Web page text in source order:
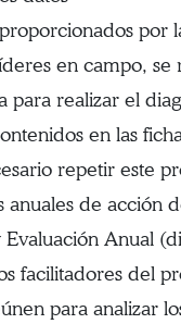
por las
en campo, se
para realizar el
en las
repetir este
de acción
Anual
facilitadores del
para analizar